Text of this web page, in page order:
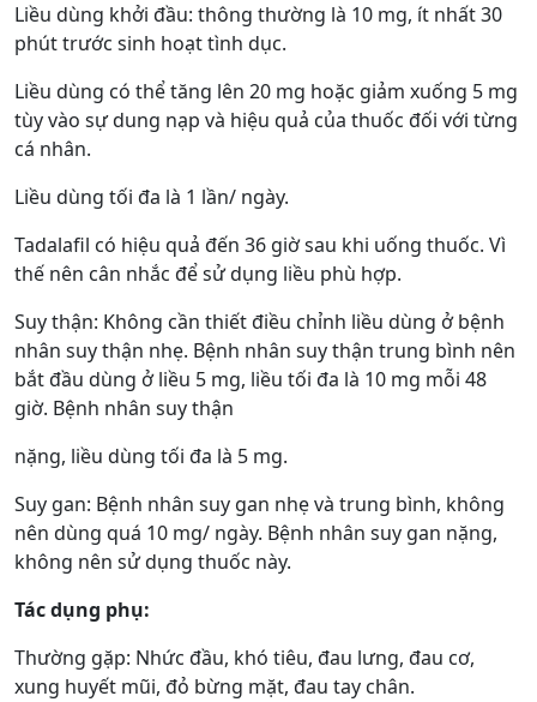
Liều dùng khởi đầu: thông thường là 10 mg, ít nhất 30
phút trước sinh hoạt tình dục.
Liều dùng có thể tăng lên 20 mg hoặc giảm xuống 5 mg
tùy vào sự dung nạp và hiệu quả của thuốc đối với từng
cá nhân.
Liều dùng tối đa là 1 lần/ ngày.
Tadalafil có hiệu quả đến 36 giờ sau khi uống thuốc. Vì
thế nên cân nhắc để sử dụng liều phù hợp.
Suy thận: Không cần thiết điều chỉnh liều dùng ở bệnh
nhân suy thận nhẹ. Bệnh nhân suy thận trung bình nên
bắt đầu dùng ở liều 5 mg, liều tối đa là 10 mg mỗi 48
giờ. Bệnh nhân suy thận
nặng, liều dùng tối đa là 5 mg.
Suy gan: Bệnh nhân suy gan nhẹ và trung bình, không
nên dùng quá 10 mg/ ngày. Bệnh nhân suy gan nặng,
không nên sử dụng thuốc này.
Tác dụng phụ:
Thường gặp: Nhức đầu, khó tiêu, đau lưng, đau cơ,
xung huyết mũi, đỏ bừng mặt, đau tay chân.